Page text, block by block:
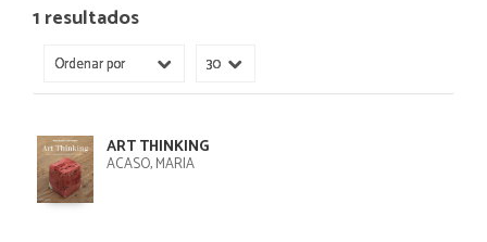
1 resultados
ART THINKING
ACASO, MARÍA